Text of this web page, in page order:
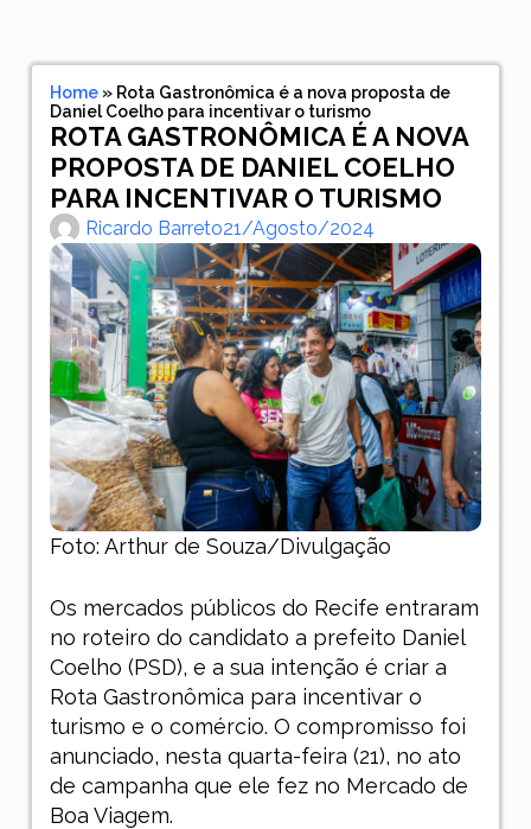
Home» Rota Gastronômica é a nova proposta de
Daniel Coelho para incentivar o turismo
ROTA GASTRONÔMICA É A NOVA
PROPOSTA DE DANIEL COELHO
PARA INCENTIVAR O TURISMO
Ricardo Barreto21/agosto/2024
Foto: Arthur de Souza/Divulgação
Os mercados públicos do Recife entraram
no roteiro do candidato a prefeito Daniel
Coelho (PSD), e a sua intenção é criar a
Rota Gastronômica para incentivar o
turismo e o comércio. O compromisso foi
anunciado, nesta quarta-feira (21), no ato
de campanha que ele fez no Mercado de
Boa Viagem.